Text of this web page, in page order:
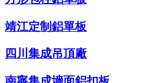
靖江定制鋁單板
四川集成吊頂廠